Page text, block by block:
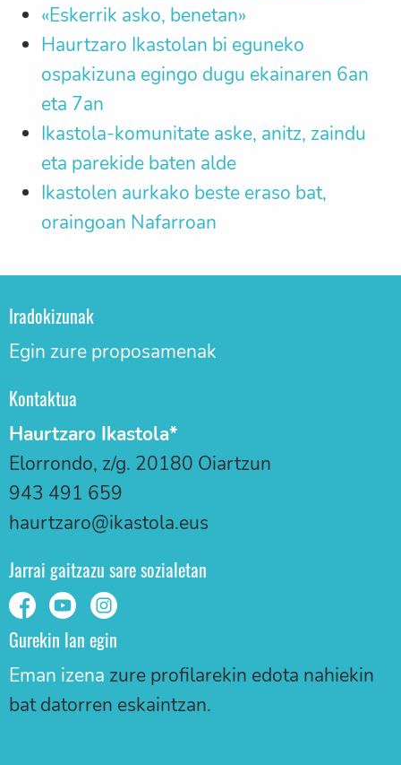
«Eskerrik asko, benetan»
Haurtzaro Ikastolan bi eguneko
ospakizuna egingo dugu ekainaren 6an
eta 7an
Ikastola-komunitate aske, anitz, zaindu
eta parekide baten alde
Ikastolen aurkako beste eraso bat,
oraingoan Nafarroan
Iradokizunak
Egin zure proposamenak
Kontaktua
Haurtzaro Ikastola*
Elorrondo, z/g. 20180 Oiartzun
943 491 659
haurtzaro@ikastola.eus
Jarrai gaitzazu sare sozialetan
Gurekin lan egin
Eman izena zure profilarekin edota nahiekin
bat datorren eskaintzan.